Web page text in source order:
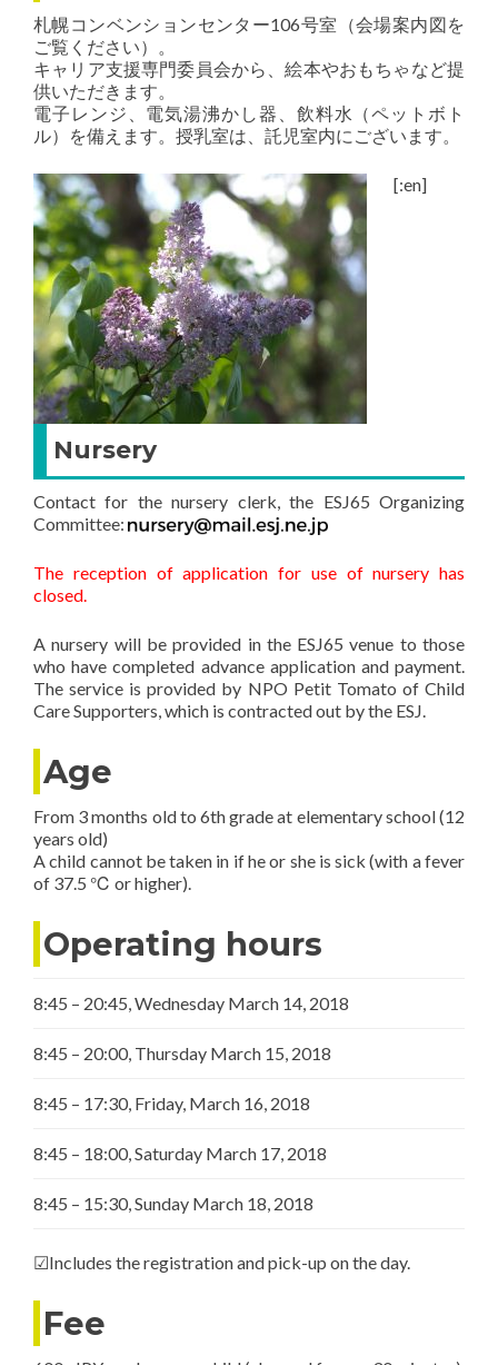
札幌コンベンションセンター106号室（会場案内図を
ご覧ください）。
キャリア支援専門委員会から、絵本やおもちゃなど提
供いただきます。
電子レンジ、電気湯沸かし器、飲料水（ペットボト
ル）を備えます。授乳室は、託児室内にございます。
[:en]
Nursery
Contact for the nursery clerk, the ESJ65 Organizing
Committee:
The reception of application for use of nursery has
closed.
A nursery will be provided in the ESJ65 venue to those
who have completed advance application and payment.
The service is provided by NPO Petit Tomato of Child
Care Supporters, which is contracted out by the ESJ.
Age
From 3 months old to 6th grade at elementary school (12
years old)
A child cannot be taken in if he or she is sick (with a fever
of 37.5 ℃ or higher).
Operating hours
8:45 – 20:45, Wednesday March 14, 2018
8:45 – 20:00, Thursday March 15, 2018
8:45 – 17:30, Friday, March 16, 2018
8:45 – 18:00, Saturday March 17, 2018
8:45 – 15:30, Sunday March 18, 2018
☑Includes the registration and pick-up on the day.
Fee